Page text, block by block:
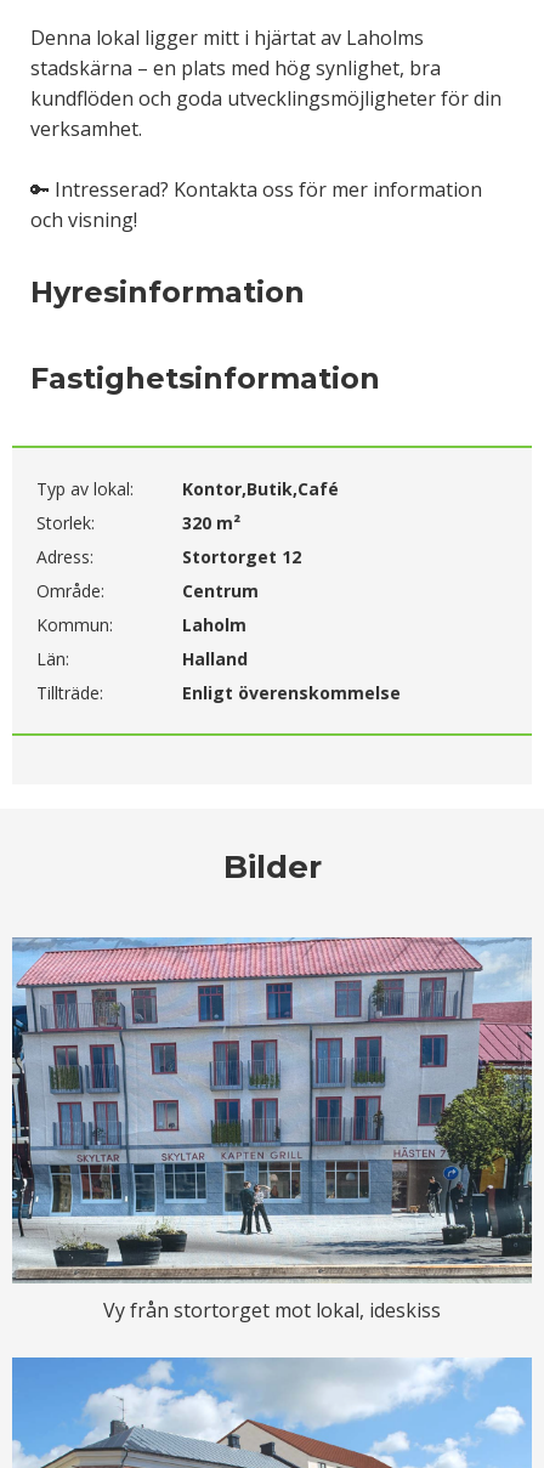
Denna lokal ligger mitt i hjärtat av Laholms
stadskärna – en plats med hög synlighet, bra
kundflöden och goda utvecklingsmöjligheter för din
verksamhet.
🔑 Intresserad? Kontakta oss för mer information
och visning!
Hyresinformation
Fastighetsinformation
Typ av lokal:
Kontor,Butik,Café
Storlek:
320 m²
Adress:
Stortorget 12
Område:
Centrum
Kommun:
Laholm
Län:
Halland
Tillträde:
Enligt överenskommelse
Bilder
Vy från stortorget mot lokal, ideskiss